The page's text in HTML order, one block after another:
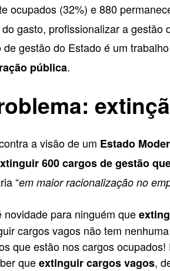
ocupados (32%) e 880
gasto, profissionalizar a
de gestão do Estado é um
pública.
a visão de um Estado
600 cargos de gestão
“em maior racionalização no
novidade para ninguém que
cargos vagos não tem
que estão nos cargos
queextinguir cargos vagos,